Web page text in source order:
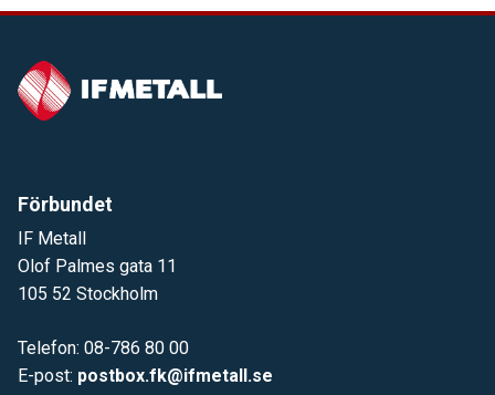
Förbundet
IF Metall
Olof Palmes gata 11
105 52 Stockholm
Telefon: 08-786 80 00
E-post: postbox.fk@ifmetall.se